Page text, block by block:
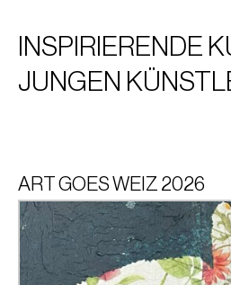
INSPIRIERENDE
JUNGEN
ART GOES WEIZ 2026